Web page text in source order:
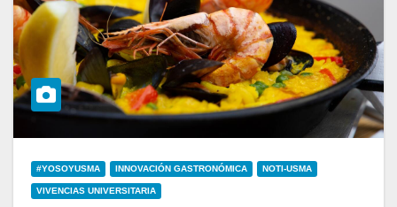
#YOSOYUSMA INNOVACIÓN GASTRONÓMICA NOTI-USMA
VIVENCIAS UNIVERSITARIA